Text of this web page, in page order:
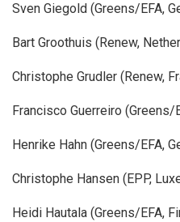
Sven Giegold (Greens/EFA,
Bart Groothuis (Renew,
Christophe Grudler (Renew,
Francisco Guerreiro (Greens/
Henrike Hahn (Greens/EFA,
Christophe Hansen (EPP,
Heidi Hautala (Greens/EFA,